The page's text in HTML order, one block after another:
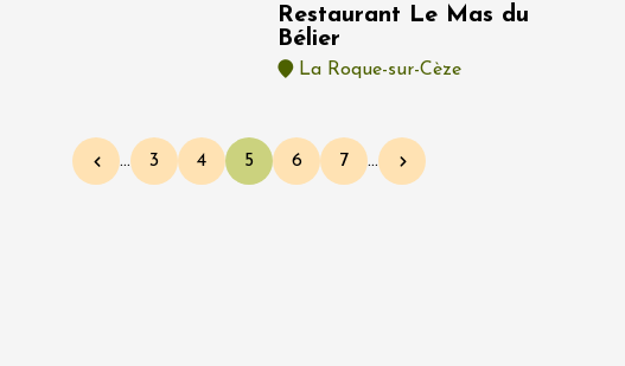
Restaurant Le Mas du
Bélier
La Roque-sur-Cèze
Page précédente
… Page
3 Page
4 Page courante
5 Page
6 Page
7 … Page suivante